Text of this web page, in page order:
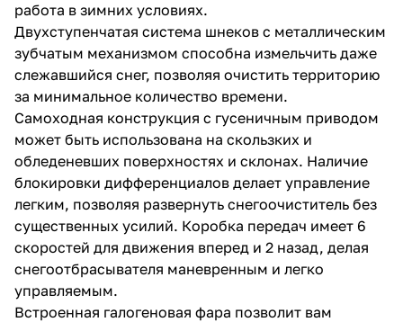
работа в зимних условиях.
Двухступенчатая система шнеков с металлическим
зубчатым механизмом способна измельчить даже
слежавшийся снег, позволяя очистить территорию
за минимальное количество времени.
Самоходная конструкция с гусеничным приводом
может быть использована на скользких и
обледеневших поверхностях и склонах. Наличие
блокировки дифференциалов делает управление
легким, позволяя развернуть снегоочиститель без
существенных усилий. Коробка передач имеет 6
скоростей для движения вперед и 2 назад, делая
снегоотбрасывателя маневренным и легко
управляемым.
Встроенная галогеновая фара позволит вам
раз в 2 недели